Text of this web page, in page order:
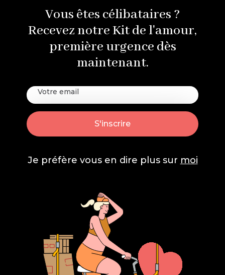
Vous êtes célibataires ?
Recevez notre Kit de l'amour,
première urgence dès
maintenant.
Je préfère vous en dire plus sur moi